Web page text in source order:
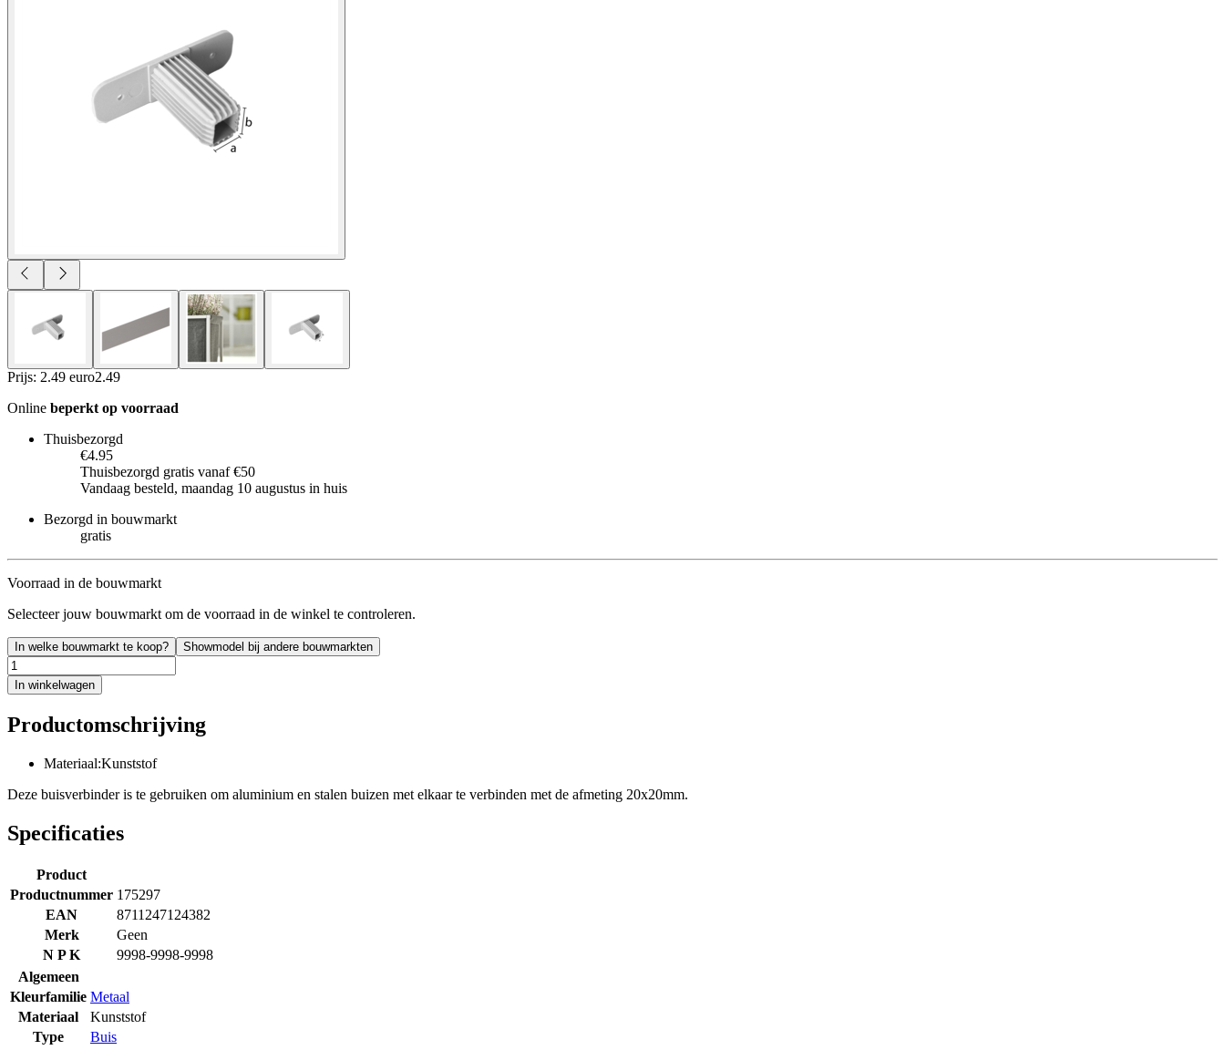
Prijs: 2.49 euro2.49
Online beperkt op voorraad
Thuisbezorgd
€4.95
Thuisbezorgd gratis vanaf €50
Vandaag besteld, maandag 10 augustus in huis
Bezorgd in bouwmarkt
gratis
Voorraad in de bouwmarkt
Selecteer jouw bouwmarkt om de voorraad in de winkel te controleren.
In welke bouwmarkt te koop? Showmodel bij andere bouwmarkten
In winkelwagen
Productomschrijving
Materiaal:Kunststof
Deze buisverbinder is te gebruiken om aluminium en stalen buizen met elkaar te verbinden met de afmeting 20x20mm.
Specificaties
Product
Productnummer 175297
EAN
8711247124382
Merk
Geen
N P K
9998-9998-9998
Algemeen
Kleurfamilie Metaal
Materiaal
Kunststof
Type
Buis